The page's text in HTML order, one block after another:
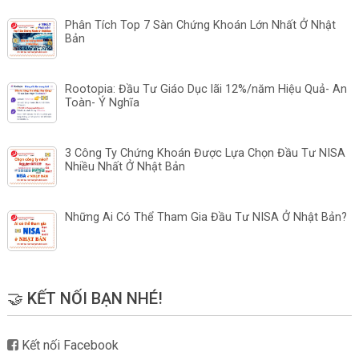
Phân Tích Top 7 Sàn Chứng Khoán Lớn Nhất Ở Nhật
Bản
Rootopia: Đầu Tư Giáo Dục lãi 12%/năm Hiệu Quả- An
Toàn- Ý Nghĩa
3 Công Ty Chứng Khoán Được Lựa Chọn Đầu Tư NISA
Nhiều Nhất Ở Nhật Bản
Những Ai Có Thể Tham Gia Đầu Tư NISA Ở Nhật Bản?
🤝 KẾT NỐI BẠN NHÉ!
Kết nối Facebook